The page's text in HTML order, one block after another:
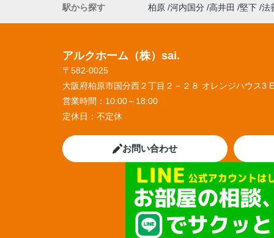
駅から探す
柏原 河内国分 高井田 堅下 法
アルクホーム（株）sai.
〒582-0025
大阪府柏原市国分西２丁目２－２８ オレンジハウス3 E
営業時間： 10:00～18:00
定休日： 不定休
お問い合わせ